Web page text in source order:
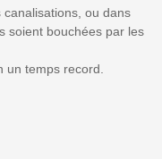
ou dans
soient bouchées par les
un temps record.